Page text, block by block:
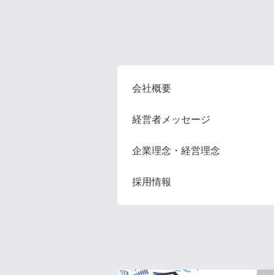
会社概要
経営者メッセージ
企業理念・経営理念
採用情報